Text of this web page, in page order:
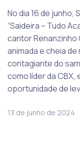
No dia 16 de
“Saideira – Tudo
cantor Renanzinho
animada e cheia
contagiante do
como líder da
oportunidade de
13 de junho de 2024